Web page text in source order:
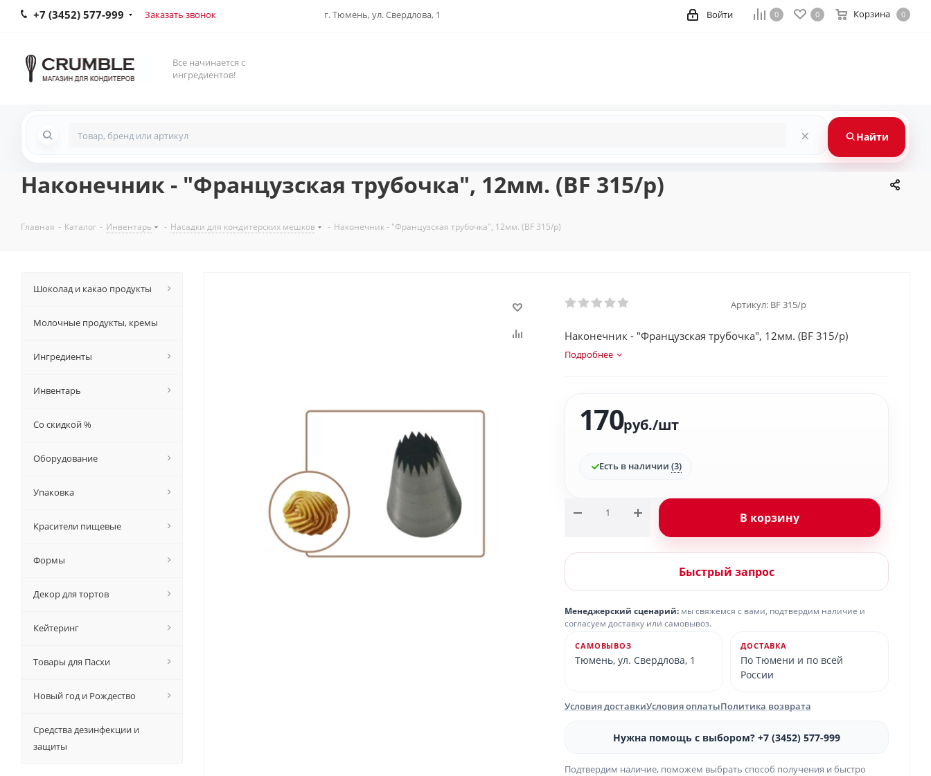
+7 (3452) 577-999 Заказать звонок г. Тюмень, ул. Свердлова, 1 0 0 Корзина 0
Войти
Все начинается с
ингредиентов!
× Найти
Наконечник - "Французская трубочка", 12мм. (BF 315/p)
Главная - Каталог - Инвентарь - Насадки для кондитерских мешков - Наконечник - "Французская трубочка", 12мм. (BF 315/p)
Артикул: BF 315/p
Наконечник - "Французская трубочка", 12мм. (BF 315/p)
Подробнее
170руб./шт
Есть в наличии (3)
В корзину
Быстрый запрос
Менеджерский сценарий: мы свяжемся с вами, подтвердим наличие и
согласуем доставку или самовывоз.
САМОВЫВОЗ
Тюмень, ул. Свердлова, 1
ДОСТАВКА
По Тюмени и по всей
России
Условия доставкиУсловия оплатыПолитика возврата
Нужна помощь с выбором? +7 (3452) 577-999
Подтвердим наличие, поможем выбрать способ получения и быстро
Шоколад и какао продукты
Молочные продукты, кремы
Ингредиенты
Инвентарь
Со скидкой %
Оборудование
Упаковка
Красители пищевые
Формы
Декор для тортов
Кейтеринг
Товары для Пасхи
Новый год и Рождество
Средства дезинфекции и
защиты